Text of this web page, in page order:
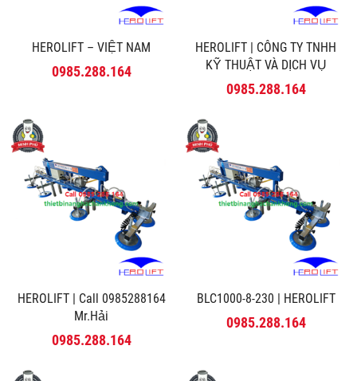
HEROLIFT – VIỆT NAM
0985.288.164
HEROLIFT | CÔNG TY TNHH
KỸ THUẬT VÀ DỊCH VỤ
MINH PHÚ
0985.288.164
HEROLIFT | Call 0985288164
Mr.Hải
0985.288.164
BLC1000-8-230 | HEROLIFT
0985.288.164